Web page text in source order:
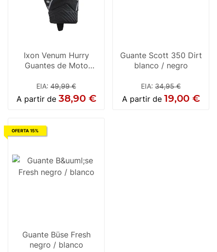
Ixon Venum Hurry
Guantes de Moto
EIA: 49,99 €
A partir de 38,90 €
Guante Scott 350 Dirt
blanco / negro
EIA: 34,95 €
A partir de 19,00 €
OFERTA 15%
Guante Büse Fresh
negro / blanco